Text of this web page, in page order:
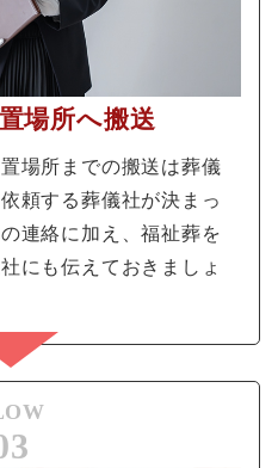
場所へ搬送
場所までの搬送は葬儀
頼する葬儀社が決まっ
連絡に加え、福祉葬を
にも伝えておきましょ